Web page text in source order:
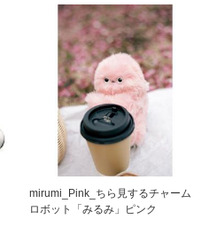
mirumi_Pink_ちら見するチャーム
ロボット「みるみ」ピンク